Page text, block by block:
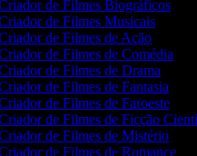
de Filmes Biográficos
de Filmes Musicais
de Filmes de Ação
de Filmes de Comédia
de Filmes de Drama
de Filmes de Fantasia
de Filmes de Faroeste
de Filmes de Ficção
de Filmes de Mistério
de Filmes de Romance